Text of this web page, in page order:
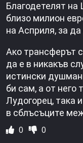
Благодетелят
близо милион
на Асприля, за
Ако трансферът
да е в никакъв
истински
би сам, а от него
Лудогорец, така
в сблъсъците
0 0